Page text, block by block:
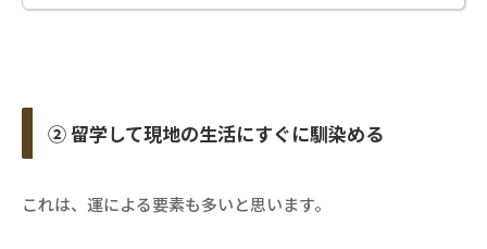
② 留学して現地の生活にすぐに馴染める
これは、運による要素も多いと思います。